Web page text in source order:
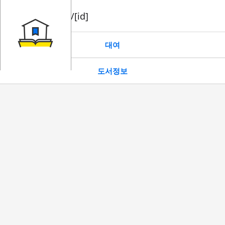
book/rent/[id]
대여
도서정보